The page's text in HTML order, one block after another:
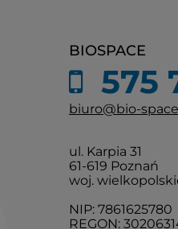
BIOSPACE
575
biuro@bio-
ul. Karpia 31
61-619 Poznań
woj.
NIP: 7861625780
REGON: